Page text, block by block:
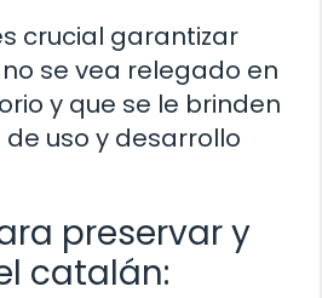
crucial garantizar
se vea relegado en
y que se le brinden
uso y desarrollo
preservar y
catalán: